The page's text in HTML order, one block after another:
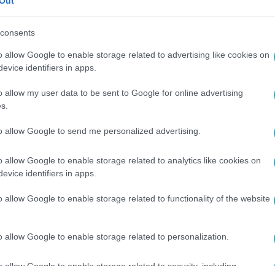
allow Google to enable storage related to advertising like cookies on
identifiers in apps.
allow my user data to be sent to Google for online advertising
allow Google to send me personalized advertising.
allow Google to enable storage related to analytics like cookies on
identifiers in apps.
allow Google to enable storage related to functionality of the website
allow Google to enable storage related to personalization.
ότι ο στρατηγικός αναλυτής της
Αλ-Ταρχούνι, πιστεύει ότι η Τουρκία
της στη δυτική περιοχή της Λιβύης την
«φέουδό της», ειδικά επειδή υπάρχει
που εγκαταστάθηκε στην Τρίπολη
ο αλ-Κιλάνι, λίβυος πολιτικός αναλυτής,
της αρχής της αμοιβαιότητας με την
να απαιτήσουν από την Αγκυρα να
βάσεις της για να επανδρωθούν με
που εκπαιδεύθηκαν στα καλύτερα
του αραβικού κόσμου, όπως αυτοί που
Αίγυπτο».
ότι η Άγκυρα δεν θέλει να διεξαχθούν